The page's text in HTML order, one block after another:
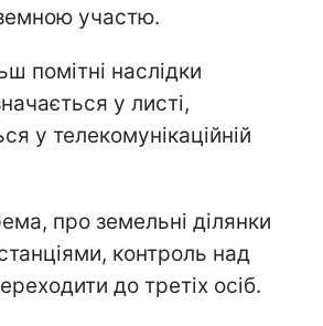
участю.
помітні наслідки
у листі,
у телекомунікаційній
про земельні ділянки
контроль над
до третіх осіб.